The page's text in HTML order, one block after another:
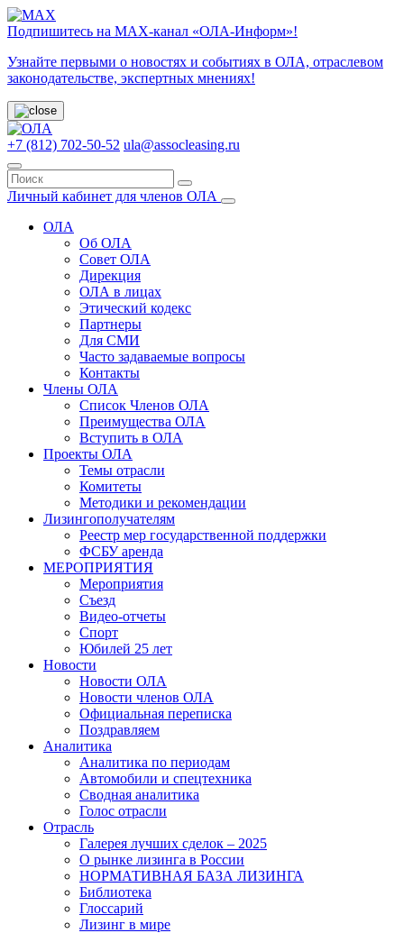
Подпишитесь на МАХ-канал «ОЛА-Информ»!
Узнайте первыми о новостях и событиях в ОЛА, отраслевом
законодательстве, экспертных мнениях!
+7 (812) 702-50-52 ula@assocleasing.ru
Личный кабинет для членов ОЛА
ОЛА
Об ОЛА
Совет ОЛА
Дирекция
ОЛА в лицах
Этический кодекс
Партнеры
Для СМИ
Часто задаваемые вопросы
Контакты
Члены ОЛА
Список Членов ОЛА
Преимущества ОЛА
Вступить в ОЛА
Проекты ОЛА
Темы отрасли
Комитеты
Методики и рекомендации
Лизингополучателям
Реестр мер государственной поддержки
ФСБУ аренда
МЕРОПРИЯТИЯ
Мероприятия
Съезд
Видео-отчеты
Спорт
Юбилей 25 лет
Новости
Новости ОЛА
Новости членов ОЛА
Официальная переписка
Поздравляем
Аналитика
Аналитика по периодам
Автомобили и спецтехника
Сводная аналитика
Голос отрасли
Отрасль
Галерея лучших сделок – 2025
О рынке лизинга в России
НОРМАТИВНАЯ БАЗА ЛИЗИНГА
Библиотека
Глоссарий
Лизинг в мире